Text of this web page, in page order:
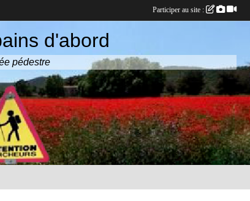
d'abord
pédestre
Participer au site :